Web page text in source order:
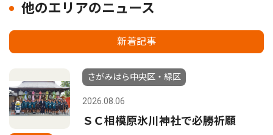
他のエリアのニュース
新着記事
さがみはら中央区・緑区
2026.08.06
ＳＣ相模原氷川神社で必勝祈願